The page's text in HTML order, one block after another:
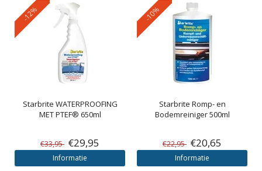
-12%
Starbrite WATERPROOFING
MET PTEF® 650ml
€33,95 €29,95
Informatie
-10%
Starbrite Romp- en
Bodemreiniger 500ml
€22,95 €20,65
Informatie